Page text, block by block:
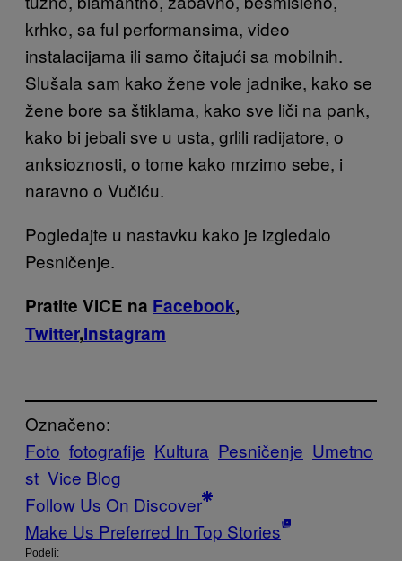
krhko, sa ful performansima, video
instalacijama ili samo čitajući sa mobilnih.
Slušala sam kako žene vole jadnike, kako se
žene bore sa štiklama, kako sve liči na pank,
kako bi jebali sve u usta, grlili radijatore, o
anksioznosti, o tome kako mrzimo sebe, i
naravno o Vučiću.
Pogledajte u nastavku kako je izgledalo
Pesničenje.
Pratite VICE na Facebook,
Twitter,Instagram
Označeno:
Foto fotografije Kultura Pesničenje Umetno
st Vice Blog
Follow Us On Discover
Make Us Preferred In Top Stories
Podeli: